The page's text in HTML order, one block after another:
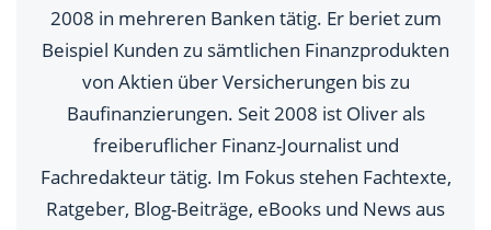
2008 in mehreren Banken tätig. Er beriet zum
Beispiel Kunden zu sämtlichen Finanzprodukten
von Aktien über Versicherungen bis zu
Baufinanzierungen. Seit 2008 ist Oliver als
freiberuflicher Finanz-Journalist und
Fachredakteur tätig. Im Fokus stehen Fachtexte,
Ratgeber, Blog-Beiträge, eBooks und News aus